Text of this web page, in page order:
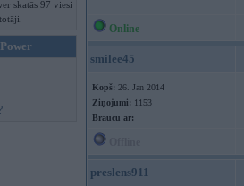
skatās 97 viesi
Online
smilee45
Kopš: 26. Jan 2014
Ziņojumi: 1153
Braucu ar:
preslens911